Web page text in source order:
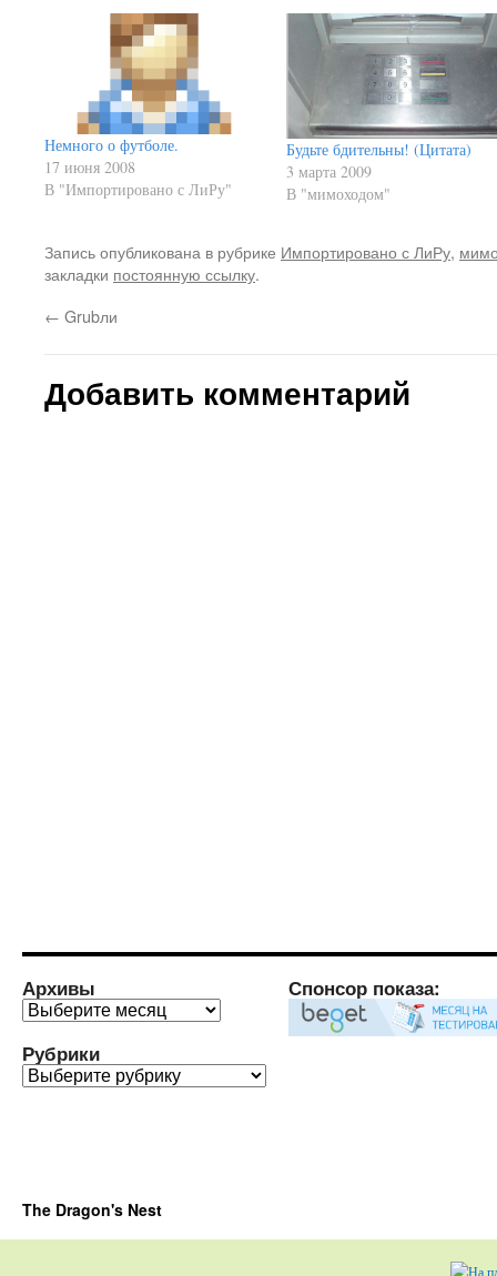
Немного о футболе.
17 июня 2008
В "Импортировано с ЛиРу"
Будьте бдительны! (Цитата)
3 марта 2009
В "мимоходом"
Запись опубликована в рубрике Импортировано с ЛиРу,
закладки постоянную ссылку.
← Grubли
Добавить комментарий
Архивы
Архивы
Рубрики
Рубрики
Спонсор показа:
The Dragon's Nest